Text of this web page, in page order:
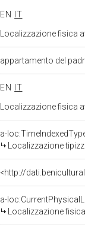
EN
IT
Localizzazione fisica
appartamento del
EN
IT
Localizzazione fisica
a-
Localizzazione
<http://
a-
Localizzazione